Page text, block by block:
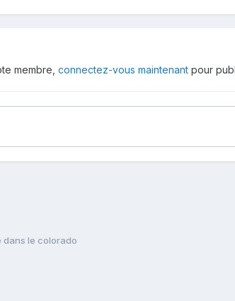
membre, connectez-vous maintenant pour
dans le colorado